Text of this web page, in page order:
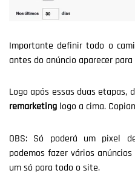
Importante definir todo o
antes do anúncio aparecer para
Logo após essas duas etapas,
remarketing logo a cima.
OBS: Só poderá um pixel
podemos fazer vários
um só para todo o site.